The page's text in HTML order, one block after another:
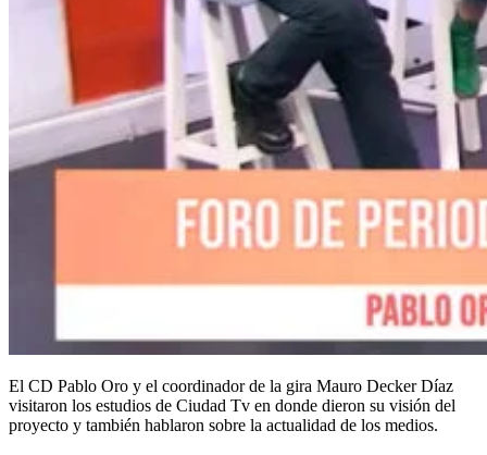
El CD Pablo Oro y el coordinador de la gira Mauro Decker Díaz
visitaron los estudios de Ciudad Tv en donde dieron su visión del
proyecto y también hablaron sobre la actualidad de los medios.